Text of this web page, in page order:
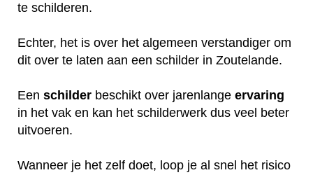
te schilderen.
Echter, het is over het algemeen verstandiger om
dit over te laten aan een schilder in Zoutelande.
Een schilder beschikt over jarenlange ervaring
in het vak en kan het schilderwerk dus veel beter
uitvoeren.
Wanneer je het zelf doet, loop je al snel het risico